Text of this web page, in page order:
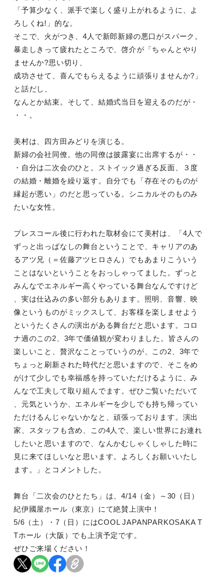
「予算少なく、派手で楽しく盛り上がれるように、よ
ろしくね!」的な。
そこで、火がつき、4人で新郎新婦の悪口がスパーク。
暴走しきって疲れたところで、啓介が「ちゃんとやり
ませんか?思い切り、
成功させて、喜んでもらえるように頑張りませんか?」
と話だし、
なんとか結束。そして、結婚式当日を迎えるのだが・
・・。
美村は、四方田みどりを演じる。
新婦の会社同僚。他の同僚は披露宴に出席するが・・
・自分は二次会のひと。ストイック過ぎる反面、３度
の結婚・離婚を繰り返す。自分でも「存在そのものが
縁起が悪い」のだと思っている。シニカルそのものみ
たいな女性。
プレスコール後に行われた取材会にて美村は、「4人で
ずっと出っぱなしの舞台ということで、キャリアのあ
るアツ兄（＝佐藤アツヒロさん）でもあまりこういう
ことはないということをおっしゃってました。ずっと
みんなでエネルギー高くやっている舞台なんですけど
、実は仕込みの多い部分もあります。照明、音響、映
像というものがミックスして、お客様を楽しませよう
というたくさんの演出がある舞台だと思います。コロ
ナ過のこの2、3年で価値観が変わりました。皆さんの
楽しいこと、贅沢なことっていうのが、この2、3年で
ちょっと刷新された時代だと思いますので、そこをめ
がけて少しでも幸福感を持っていただけるように、み
んなで工夫して取り組んでます。ぜひご覧いただいて
、元気というか、エネルギーを少しでも持ち帰ってい
ただけるんじゃないかなと、頑張っております。演出
家、スタッフも含め、この4人で、楽しい世界にお連れ
したいと思いますので、なんかむしゃくしゃした時に
見に来てほしいなと思います。よろしくお願いいたし
ます。」とコメントした。
舞台「二次会のひとたち」は、4/14（金）～30（日）
紀伊國屋ホール（東京）にて絶賛上演中！
5/6（土）・7（日）にはCOOL JAPANPARKOSAKA T
Tホール（大阪）でも上演予定です。
ぜひご来場ください！